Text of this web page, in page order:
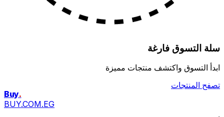
سلة التسوق فارغة
ابدأ التسوق واكتشف منتجات مميزة
تصفح المنتجات
Buy.
BUY.COM.EG